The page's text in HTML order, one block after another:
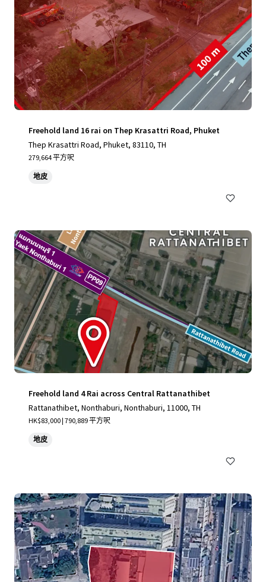
Freehold land 16 rai on Thep Krasattri Road, Phuket
Thep Krasattri Road, Phuket, 83110, TH
279,664 平方呎
地皮
Freehold land 4 Rai across Central Rattanathibet
Rattanathibet, Nonthaburi, Nonthaburi, 11000, TH
HK$83,000 | 790,889 平方呎
地皮